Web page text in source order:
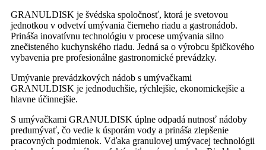
GRANULDISK je švédska spoločnosť, ktorá je svetovou
jednotkou v odvetví umývania čierneho riadu a gastronádob.
Prináša inovatívnu technológiu v procese umývania silno
znečisteného kuchynského riadu. Jedná sa o výrobcu špičkového
vybavenia pre profesionálne gastronomické prevádzky.
Umývanie prevádzkových nádob s umývačkami
GRANULDISK je jednoduchšie, rýchlejšie, ekonomickejšie a
hlavne účinnejšie.
S umývačkami GRANULDISK úplne odpadá nutnosť nádoby
predumývať, čo vedie k úsporám vody a prináša zlepšenie
pracovných podmienok. Vďaka granulovej umývacej technológii